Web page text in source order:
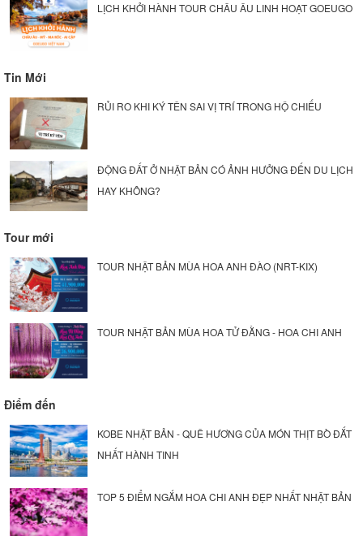
LỊCH KHỞI HÀNH TOUR CHÂU ÂU LINH HOẠT GOEUGO
Tin Mới
RỦI RO KHI KÝ TÊN SAI VỊ TRÍ TRONG HỘ CHIẾU
ĐỘNG ĐẤT Ở NHẬT BẢN CÓ ẢNH HƯỞNG ĐẾN DU LỊCH
HAY KHÔNG?
Tour mới
TOUR NHẬT BẢN MÙA HOA ANH ĐÀO (NRT-KIX)
TOUR NHẬT BẢN MÙA HOA TỬ ĐẰNG - HOA CHI ANH
Điểm đến
KOBE NHẬT BẢN - QUÊ HƯƠNG CỦA MÓN THỊT BÒ ĐẮT
NHẤT HÀNH TINH
TOP 5 ĐIỂM NGẮM HOA CHI ANH ĐẸP NHẤT NHẬT BẢN